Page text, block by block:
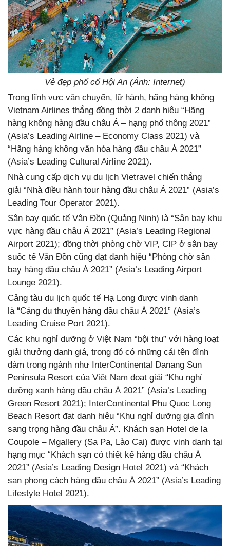
Vẻ đẹp phố cổ Hội An (Ảnh: Internet)
Trong lĩnh vực vận chuyển, lữ hành, hãng hàng không
Vietnam Airlines thắng đồng thời 2 danh hiệu “Hãng
hàng không hàng đầu châu Á – hạng phổ thông 2021”
(Asia’s Leading Airline – Economy Class 2021) và
“Hãng hàng không văn hóa hàng đầu châu Á 2021”
(Asia’s Leading Cultural Airline 2021).
Nhà cung cấp dịch vụ du lịch Vietravel chiến thắng
giải “Nhà điều hành tour hàng đầu châu Á 2021” (Asia’s
Leading Tour Operator 2021).
Sân bay quốc tế Vân Đồn (Quảng Ninh) là “Sân bay khu
vực hàng đầu châu Á 2021” (Asia’s Leading Regional
Airport 2021); đồng thời phòng chờ VIP, CIP ở sân bay
suốc tế Vân Đồn cũng đạt danh hiệu “Phòng chờ sân
bay hàng đầu châu Á 2021” (Asia’s Leading Airport
Lounge 2021).
Cảng tàu du lịch quốc tế Hạ Long được vinh danh
là “Cảng du thuyền hàng đầu châu Á 2021” (Asia’s
Leading Cruise Port 2021).
Các khu nghỉ dưỡng ở Việt Nam “bội thu” với hàng loạt
giải thưởng danh giá, trong đó có những cái tên đình
đám trong ngành như InterContinental Danang Sun
Peninsula Resort của Việt Nam đoạt giải “Khu nghỉ
dưỡng xanh hàng đầu châu Á 2021” (Asia’s Leading
Green Resort 2021); InterContinental Phu Quoc Long
Beach Resort đạt danh hiệu “Khu nghỉ dưỡng gia đình
sang trọng hàng đầu châu Á”. Khách sạn Hotel de la
Coupole – Mgallery (Sa Pa, Lào Cai) được vinh danh tại
hạng mục “Khách sạn có thiết kế hàng đầu châu Á
2021” (Asia’s Leading Design Hotel 2021) và “Khách
sạn phong cách hàng đầu châu Á 2021” (Asia’s Leading
Lifestyle Hotel 2021).